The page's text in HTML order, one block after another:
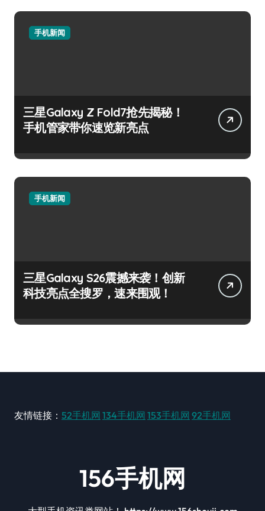
手机新闻
三星Galaxy Z Fold7抢先揭秘！
手机管家带你速览新亮点
手机新闻
三星Galaxy S26震撼来袭！创新
科技亮点全搜罗，速来围观！
友情链接： 52手机网 134手机网 153手机网 92手机网
156手机网